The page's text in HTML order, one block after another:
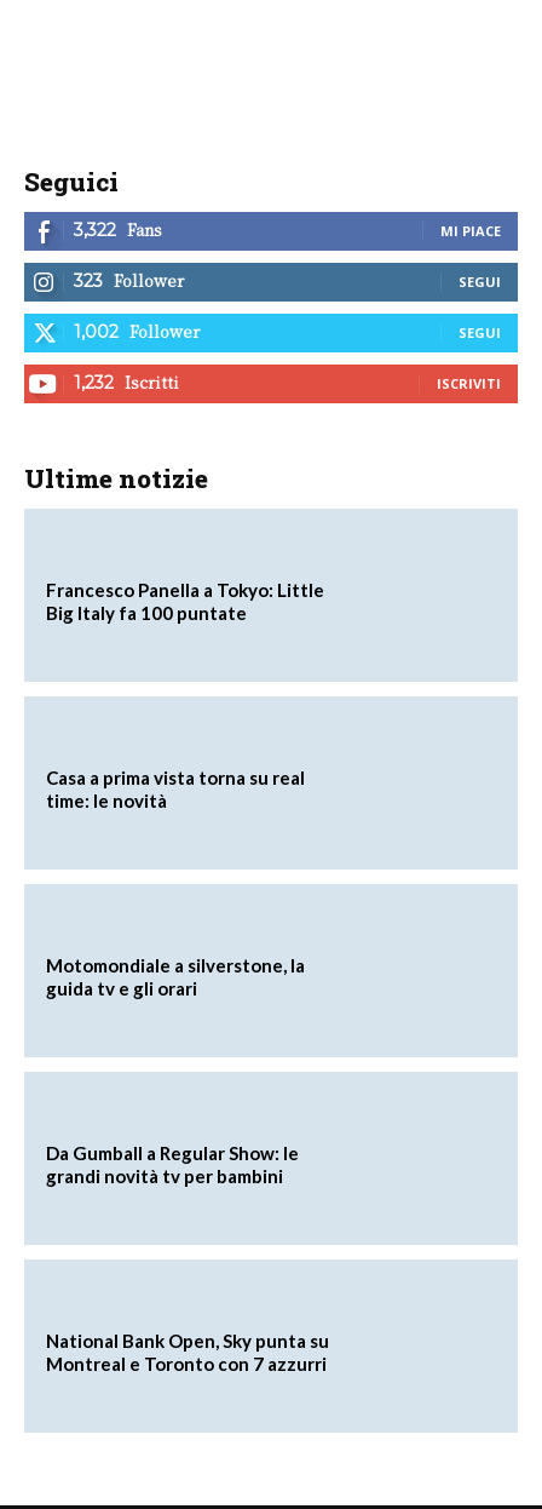
Seguici
3,322 Fans MI PIACE
323 Follower SEGUI
1,002 Follower SEGUI
1,232 Iscritti ISCRIVITI
Ultime notizie
Francesco Panella a Tokyo: Little
Big Italy fa 100 puntate
Casa a prima vista torna su real
time: le novità
Motomondiale a silverstone, la
guida tv e gli orari
Da Gumball a Regular Show: le
grandi novità tv per bambini
National Bank Open, Sky punta su
Montreal e Toronto con 7 azzurri